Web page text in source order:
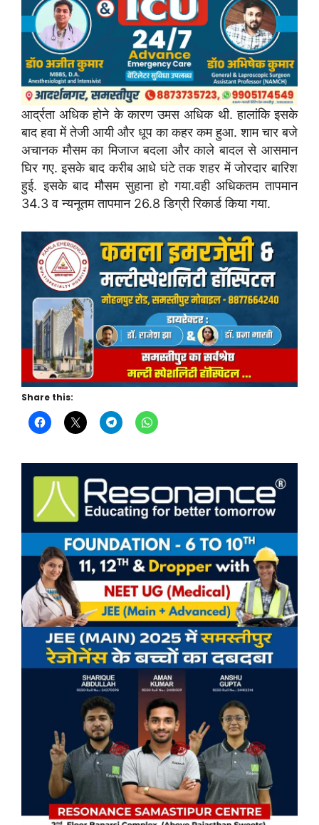
आर्द्रता अधिक होने के कारण उमस अधिक थी. हालांकि इसके
बाद हवा में तेजी आयी और धूप का कहर कम हुआ. शाम चार बजे
अचानक मौसम का मिजाज बदला और काले बादल से आसमान
घिर गए. इसके बाद करीब आधे घंटे तक शहर में जोरदार बारिश
हुई. इसके बाद मौसम सुहाना हो गया.वही अधिकतम तापमान
34.3 व न्यनूतम तापमान 26.8 डिग्री रिकार्ड किया गया.
Share this: